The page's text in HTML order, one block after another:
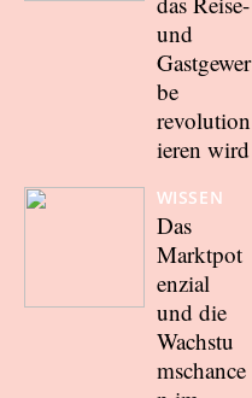
und
Gastgewer
be
revolution
ieren wird
WISSEN
Das
Marktpot
enzial
und die
Wachstu
mschance